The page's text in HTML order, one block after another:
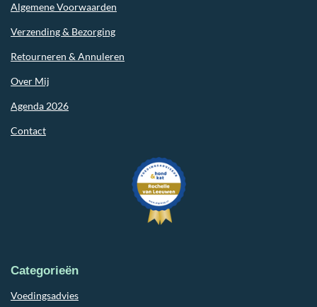
Algemene Voorwaarden
Verzending & Bezorging
Retourneren & Annuleren
Over Mij
Agenda 2026
Contact
Categorieën
Voedingsadvies